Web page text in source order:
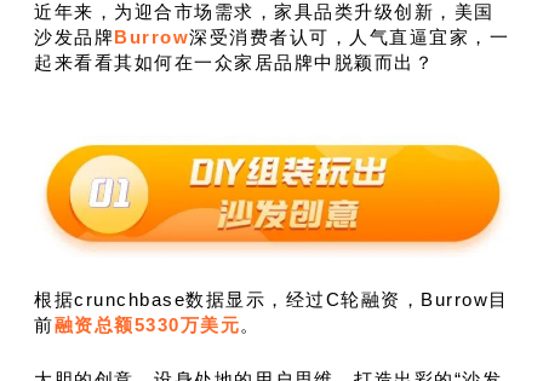
近年来，为迎合市场需求，家具品类升级创新，美国
沙发品牌 Burrow深受消费者认可，人气直逼宜家，一
起来看看其如何在一众家居品牌中脱颖而出？
根据crunchbase数据显示，经过C轮融资，Burrow目
前融资总额5330万美元。